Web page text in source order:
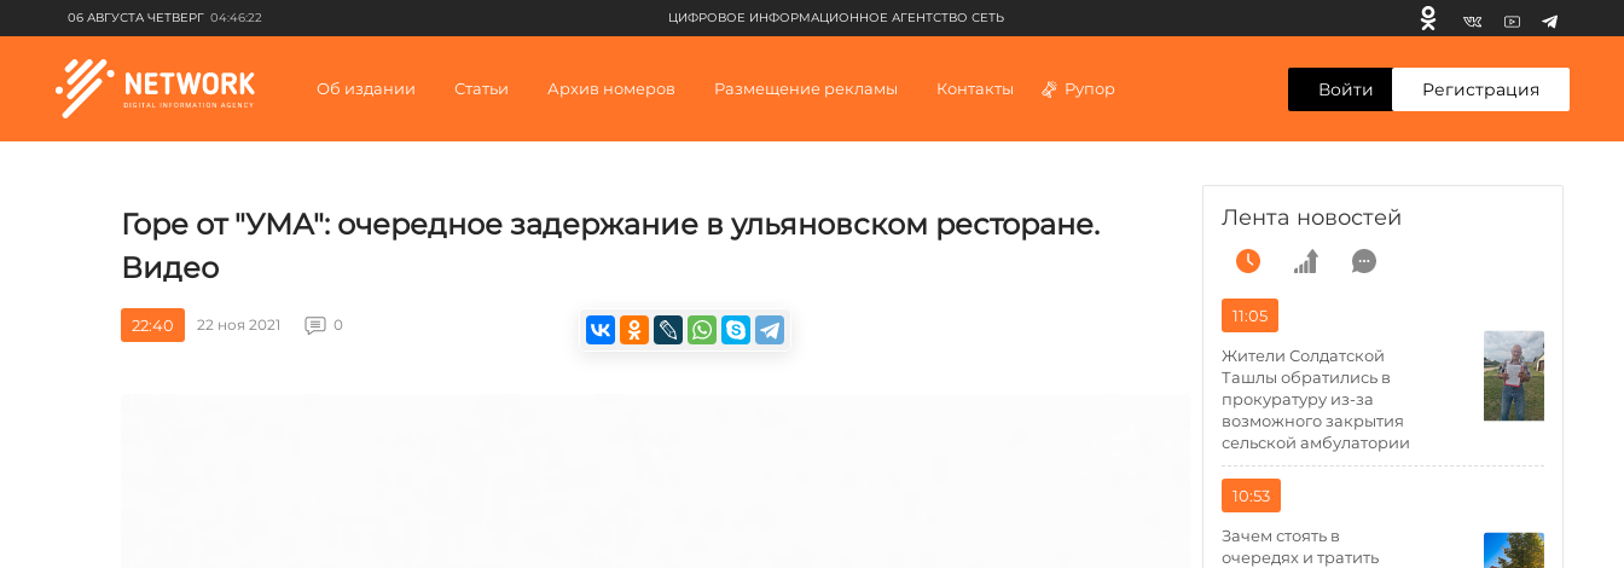
06 АВГУСТА ЧЕТВЕРГ 04:46:22 ЦИФРОВОЕ ИНФОРМАЦИОННОЕ АГЕНТСТВО СЕТЬ
Об издании Статьи Архив номеров Размещение рекламы Контакты Рупор Войти Регистрация
Горе от "УМА": очередное задержание в ульяновском ресторане.
Видео
22:40 22 ноя 2021 0
Лента новостей
11:05
Жители Солдатской
Ташлы обратились в
прокуратуру из-за
возможного закрытия
сельской амбулатории
10:53
Зачем стоять в
очередях и тратить